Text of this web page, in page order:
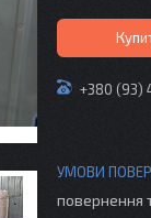
+380 (93)
повернення